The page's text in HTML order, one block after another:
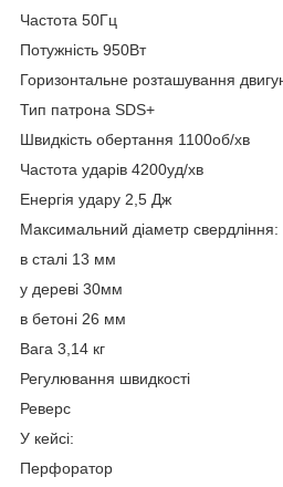
Частота 50Гц
Потужність 950Вт
Горизонтальне розташування
Тип патрона SDS+
Швидкість обертання 1100об/хв
Частота ударів 4200уд/хв
Енергія удару 2,5 Дж
Максимальний діаметр свердління:
в сталі 13 мм
у дереві 30мм
в бетоні 26 мм
Вага 3,14 кг
Регулювання швидкості
Реверс
У кейсі:
Перфоратор